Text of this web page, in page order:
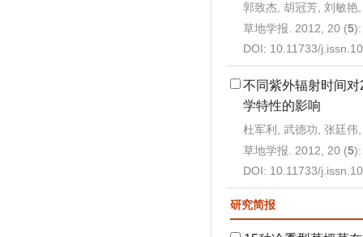
郭致杰, 胡冠芳, 刘敏艳
草地学报. 2012, 20 (5
DOI: 10.11733/
不同紫外辐射时间
学特性的影响
杜军利, 武德功, 张廷伟
草地学报. 2012, 20 (5
DOI: 10.11733/
研究简报